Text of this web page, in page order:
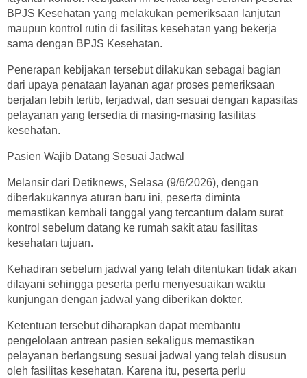
BPJS Kesehatan yang melakukan pemeriksaan lanjutan
maupun kontrol rutin di fasilitas kesehatan yang bekerja
sama dengan BPJS Kesehatan.
Penerapan kebijakan tersebut dilakukan sebagai bagian
dari upaya penataan layanan agar proses pemeriksaan
berjalan lebih tertib, terjadwal, dan sesuai dengan kapasitas
pelayanan yang tersedia di masing-masing fasilitas
kesehatan.
Pasien Wajib Datang Sesuai Jadwal
Melansir dari Detiknews, Selasa (9/6/2026), dengan
diberlakukannya aturan baru ini, peserta diminta
memastikan kembali tanggal yang tercantum dalam surat
kontrol sebelum datang ke rumah sakit atau fasilitas
kesehatan tujuan.
Kehadiran sebelum jadwal yang telah ditentukan tidak akan
dilayani sehingga peserta perlu menyesuaikan waktu
kunjungan dengan jadwal yang diberikan dokter.
Ketentuan tersebut diharapkan dapat membantu
pengelolaan antrean pasien sekaligus memastikan
pelayanan berlangsung sesuai jadwal yang telah disusun
oleh fasilitas kesehatan. Karena itu, peserta perlu